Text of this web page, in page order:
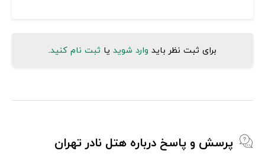
برای ثبت نظر باید وارد شوید یا ثبت نام کنید.
پرسش و پاسخ درباره هتل نادر تهران